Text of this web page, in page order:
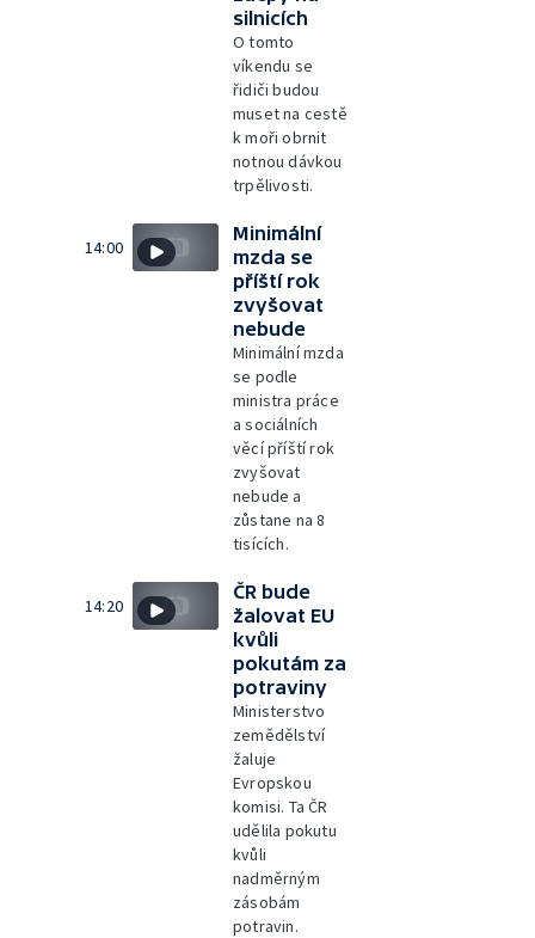
silnicích
O tomto
víkendu se
řidiči budou
muset na cestě
k moři obrnit
notnou dávkou
trpělivosti.
14:00
Minimální
mzda se
příští rok
zvyšovat
nebude
Minimální mzda
se podle
ministra práce
a sociálních
věcí příští rok
zvyšovat
nebude a
zůstane na 8
tisících.
14:20
ČR bude
žalovat EU
kvůli
pokutám za
potraviny
Ministerstvo
zemědělství
žaluje
Evropskou
komisi. Ta ČR
udělila pokutu
kvůli
nadměrným
zásobám
potravin.